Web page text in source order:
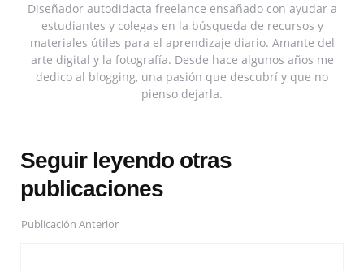
Diseñador autodidacta freelance ensañado con ayudar a
estudiantes y colegas en la búsqueda de recursos y
materiales útiles para el aprendizaje diario. Amante del
arte digital y la fotografía. Desde hace algunos años me
dedico al blogging, una pasión que descubrí y que no
pienso dejarla.
Seguir leyendo otras
publicaciones
Publicación Anterior